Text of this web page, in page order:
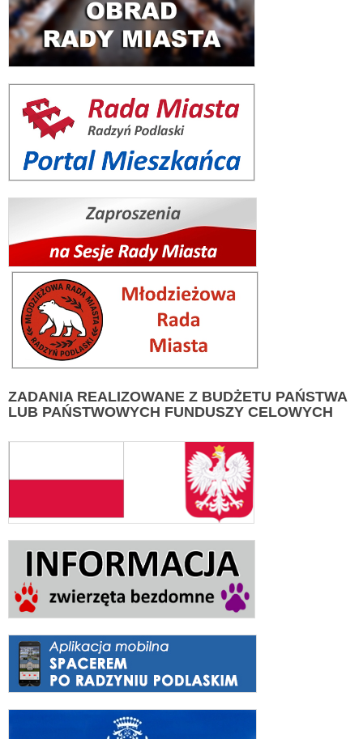
ZADANIA REALIZOWANE Z BUDŻETU PAŃSTWA
LUB PAŃSTWOWYCH FUNDUSZY CELOWYCH